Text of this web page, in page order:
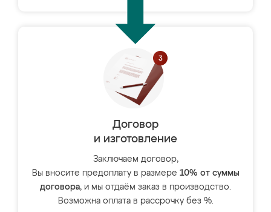
Договор
и изготовление
Заключаем договор,
Вы вносите предоплату в размере 10% от суммы
договора, и мы отдаём заказ в производство.
Возможна оплата в рассрочку без %.